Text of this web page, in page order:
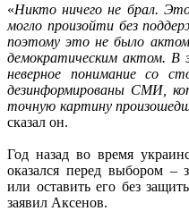
«Никто ничего не брал.
могло произойти без
поэтому это не было
демократическим актом. В
неверное понимание со
дезинформированы СМИ,
точную картину
сказал он.
Год назад во время
оказался перед выбором –
или оставить его без
заявил Аксенов.